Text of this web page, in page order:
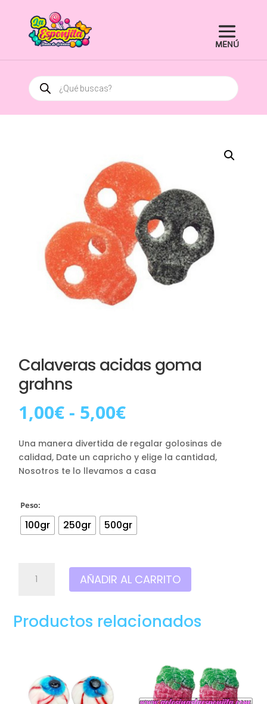
Búsqueda
de
productos
Calaveras acidas goma
grahns
1,00€ - 5,00€Rango
precios:
desde
1,00€
hasta
Una manera divertida de regalar golosinas de
calidad, Date un capricho y elige la cantidad,
Nosotros te lo llevamos a casa
Peso:
100gr 250gr 500gr
acidas
cantidad
AÑADIR AL CARRITO
Productos relacionados